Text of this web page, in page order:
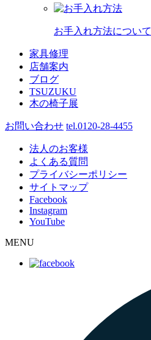
お手入れ方法について
家具修理
店舗案内
ブログ
TSUZUKU
木の椅子展
お問い合わせ tel.0120-28-4455
法人のお客様
よくある質問
プライバシーポリシー
サイトマップ
Facebook
Instagram
YouTube
MENU